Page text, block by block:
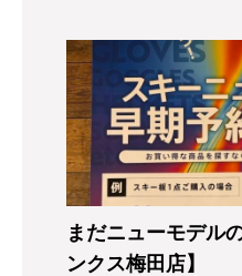
まだニューモデル
ンクス梅田店】